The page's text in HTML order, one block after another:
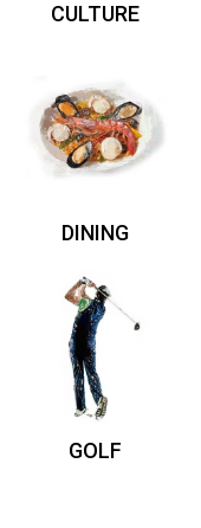
CULTURE
DINING
GOLF